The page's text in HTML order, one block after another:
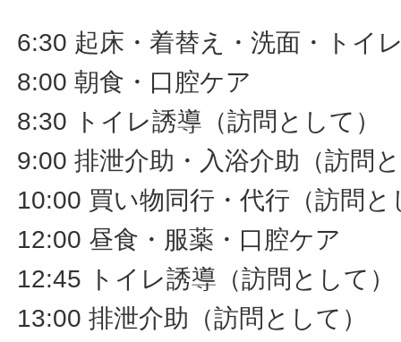
6:30 起床・着替え・洗面・トイ
8:00 朝食・口腔ケア
8:30 トイレ誘導（訪問として）
9:00 排泄介助・入浴介助（訪問
10:00 買い物同行・代行（訪問と
12:00 昼食・服薬・口腔ケア
12:45 トイレ誘導（訪問として）
13:00 排泄介助（訪問として）